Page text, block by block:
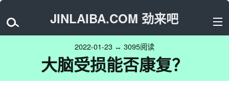
JINLAIBA.COM 劲来吧
2022-01-23 ↔ 3095阅读
大脑受损能否康复？